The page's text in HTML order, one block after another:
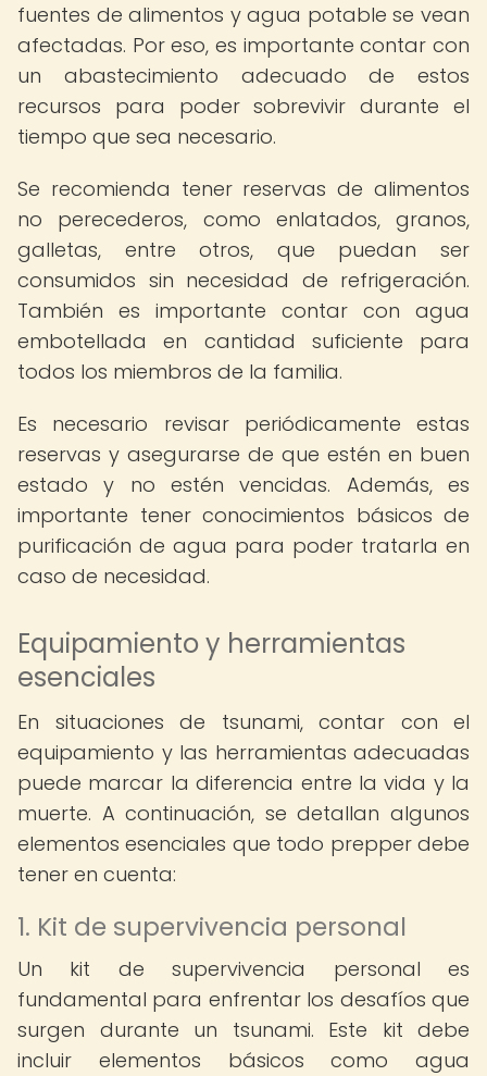
fuentes de alimentos y agua potable se vean
afectadas. Por eso, es importante contar con
un abastecimiento adecuado de estos
recursos para poder sobrevivir durante el
tiempo que sea necesario.
Se recomienda tener reservas de alimentos
no perecederos, como enlatados, granos,
galletas, entre otros, que puedan ser
consumidos sin necesidad de refrigeración.
También es importante contar con agua
embotellada en cantidad suficiente para
todos los miembros de la familia.
Es necesario revisar periódicamente estas
reservas y asegurarse de que estén en buen
estado y no estén vencidas. Además, es
importante tener conocimientos básicos de
purificación de agua para poder tratarla en
caso de necesidad.
Equipamiento y herramientas
esenciales
En situaciones de tsunami, contar con el
equipamiento y las herramientas adecuadas
puede marcar la diferencia entre la vida y la
muerte. A continuación, se detallan algunos
elementos esenciales que todo prepper debe
tener en cuenta:
1. Kit de supervivencia personal
Un kit de supervivencia personal es
fundamental para enfrentar los desafíos que
surgen durante un tsunami. Este kit debe
incluir elementos básicos como agua